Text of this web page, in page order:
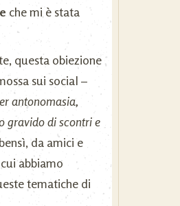
che mi è stata
questa obiezione
sui social –
antonomasia,
gravido di scontri e
da amici e
abbiamo
tematiche di